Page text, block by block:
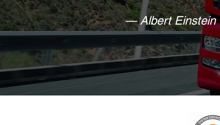
— Albert Einstein